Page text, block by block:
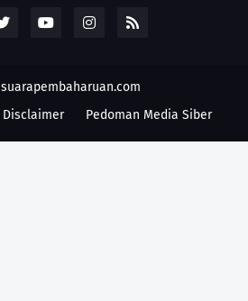
suarapembaharuan.com
Disclaimer Pedoman Media Siber